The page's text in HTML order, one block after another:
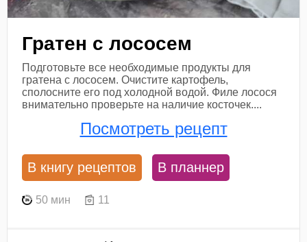
Гратен с лососем
Подготовьте все необходимые продукты для
гратена с лососем. Очистите картофель,
сполосните его под холодной водой. Филе лосося
внимательно проверьте на наличие косточек....
Посмотреть рецепт
В книгу рецептов В планнер
50 мин 11